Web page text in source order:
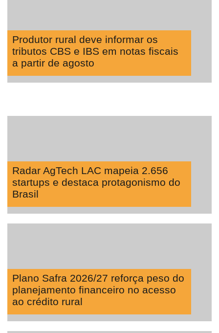
Manager
ONE
CHB
Produtor rural deve informar os
tributos CBS e IBS em notas fiscais
a partir de agosto
Radar AgTech LAC mapeia 2.656
startups e destaca protagonismo do
Brasil
Plano Safra 2026/27 reforça peso do
planejamento financeiro no acesso
ao crédito rural